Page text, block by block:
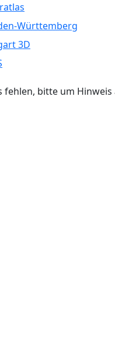
Württemberg
3D
bitte um Hinweis